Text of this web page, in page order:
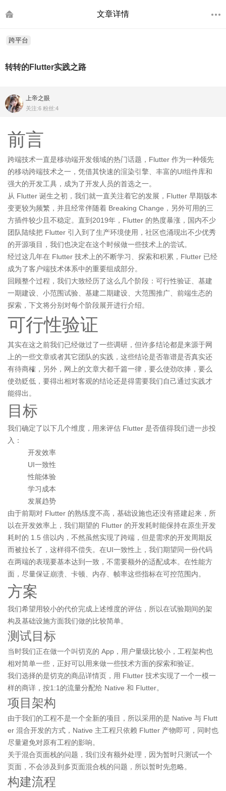
文章详情
跨平台
转转的Flutter实践之路
上帝之眼
关注:6 粉丝:4
前言
跨端技术一直是移动端开发领域的热门话题，Flutter 作为一种领先
的移动跨端技术之一，凭借其快速的渲染引擎、丰富的UI组件库和
强大的开发工具，成为了开发人员的首选之一。
从 Flutter 诞生之初，我们就一直关注着它的发展，Flutter 早期版本
变更较为频繁，并且经常伴随着 Breaking Change，另外可用的三
方插件较少且不稳定。直到2019年，Flutter 的热度暴涨，国内不少
团队陆续把 Flutter 引入到了生产环境使用，社区也涌现出不少优秀
的开源项目，我们也决定在这个时候做一些技术上的尝试。
经过这几年在 Flutter 技术上的不断学习、探索和积累，Flutter 已经
成为了客户端技术体系中的重要组成部分。
回顾整个过程，我们大致经历了这么几个阶段：可行性验证、基建
一期建设、小范围试验、基建二期建设、大范围推广、前端生态的
探索，下文将分别对每个阶段展开进行介绍。
可行性验证
其实在这之前我们已经做过了一些调研，但许多结论都是来源于网
上的一些文章或者其它团队的实践，这些结论是否靠谱是否真实还
有待商榷，另外，网上的文章大都千篇一律，要么使劲吹捧，要么
使劲贬低，要得出相对客观的结论还是得需要我们自己通过实践才
能得出。
目标
我们确定了以下几个维度，用来评估 Flutter 是否值得我们进一步投
入：
开发效率
UI一致性
性能体验
学习成本
发展趋势
由于前期对 Flutter 的熟练度不高，基础设施也还没有搭建起来，所
以在开发效率上，我们期望的 Flutter 的开发耗时能保持在原生开发
耗时的 1.5 倍以内，不然虽然实现了跨端，但是需求的开发周期反
而被拉长了，这样得不偿失。在UI一致性上，我们期望同一份代码
在两端的表现要基本达到一致，不需要额外的适配成本。在性能方
面，尽量保证崩溃、卡顿、内存、帧率这些指标在可控范围内。
方案
我们希望用较小的代价完成上述维度的评估，所以在试验期间的架
构及基础设施方面我们做的比较简单。
测试目标
当时我们正在做一个叫切克的 App，用户量级比较小，工程架构也
相对简单一些，正好可以用来做一些技术方面的探索和验证。
我们选择的是切克的商品详情页，用 Flutter 技术实现了一个一模一
样的商详，按1:1的流量分配给 Native 和 Flutter。
项目架构
由于我们的工程不是一个全新的项目，所以采用的是 Native 与 Flutt
er 混合开发的方式，Native 主工程只依赖 Flutter 产物即可，同时也
尽量避免对原有工程的影响。
关于混合页面栈的问题，我们没有额外处理，因为暂时只测试一个
页面，不会涉及到多页面混合栈的问题，所以暂时先忽略。
构建流程